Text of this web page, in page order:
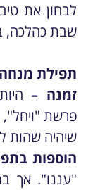
לבחון את
שבת כהלכה,
תפילת
זמנה –
פרשת "ויחל",
שיהיה שהות
הוספות
"עננו". אך